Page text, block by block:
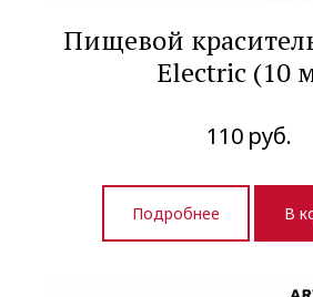
Пищевой
Electric (10
110 руб.
Подробнее В